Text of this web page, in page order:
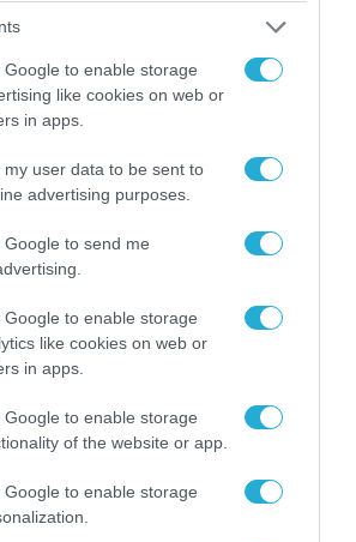
Google to enable storage
like cookies on web or
in apps.
my user data to be sent to
advertising purposes.
to send me
Google to enable storage
like cookies on web or
in apps.
Google to enable storage
of the website or app.
Google to enable storage
Η ανάρτηση του Αρκά για
στις πυρκαγιές της
τελευταίο «αντίο» στον πρώην
(φωτο)